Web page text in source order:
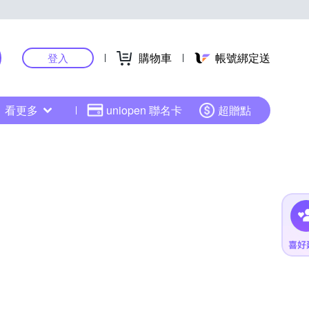
登入 購物車 帳號綁定送
看更多 uniopen 聯名卡 超贈點